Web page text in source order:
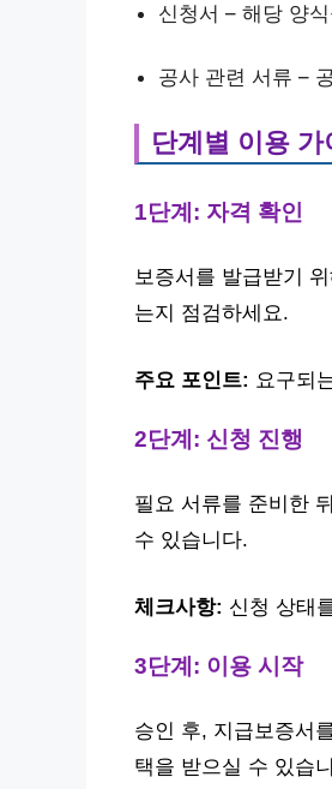
신청서 – 해당 양
공사 관련 서류 –
단계별 이용 가
1단계: 자격 확인
보증서를 발급받기
는지 점검하세요.
주요 포인트: 요구되
2단계: 신청 진행
필요 서류를 준비한
수 있습니다.
체크사항: 신청 상태
3단계: 이용 시작
승인 후, 지급보증서
택을 받으실 수 있습